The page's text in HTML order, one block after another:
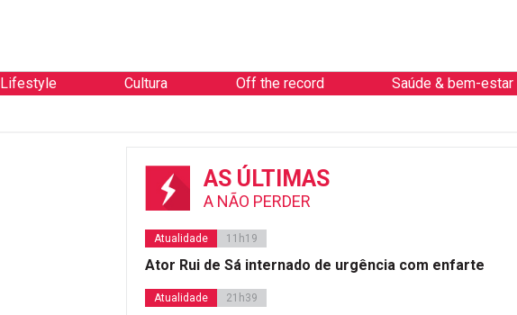
Lifestyle Cultura Off the record Saúde & bem-estar
AS ÚLTIMAS
A NÃO PERDER
Atualidade 11h19
Ator Rui de Sá internado de urgência com enfarte
Atualidade 21h39